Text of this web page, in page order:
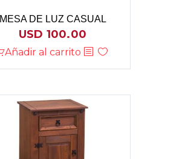
MESA DE LUZ CASUAL
USD 100.00
Añadir al carrito